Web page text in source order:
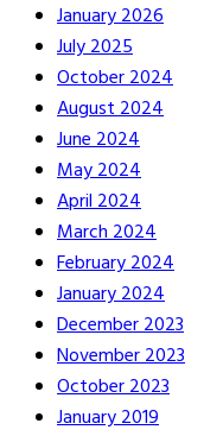
January 2026
July 2025
October 2024
August 2024
June 2024
May 2024
April 2024
March 2024
February 2024
January 2024
December 2023
November 2023
October 2023
January 2019